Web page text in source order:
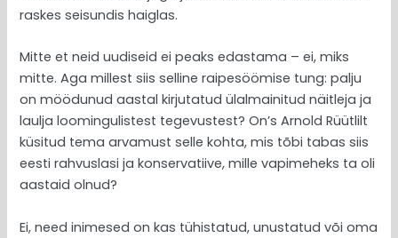
raskes seisundis haiglas.
Mitte et neid uudiseid ei peaks edastama – ei, miks
mitte. Aga millest siis selline raipesöömise tung: palju
on möödunud aastal kirjutatud ülalmainitud näitleja ja
laulja loomingulistest tegevustest? On’s Arnold Rüütlilt
küsitud tema arvamust selle kohta, mis tõbi tabas siis
eesti rahvuslasi ja konservatiive, mille vapimeheks ta oli
aastaid olnud?
Ei, need inimesed on kas tühistatud, unustatud või oma